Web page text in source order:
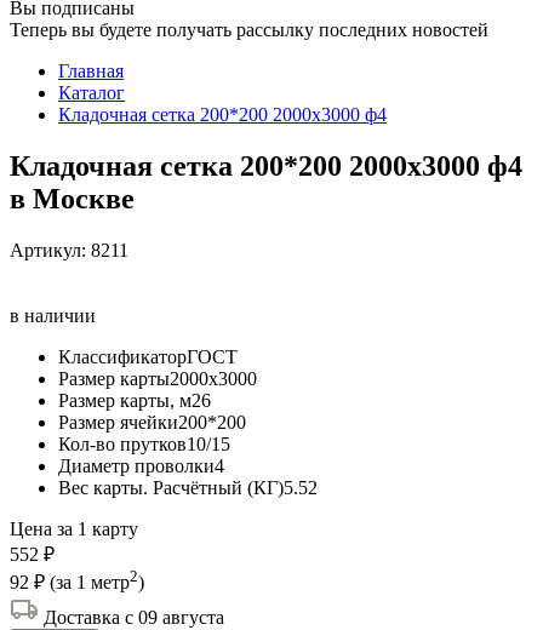
Вы подписаны
Теперь вы будете получать рассылку последних новостей
Главная
Каталог
Кладочная сетка 200*200 2000х3000 ф4
Кладочная сетка 200*200 2000х3000 ф4
в Москве
Артикул: 8211
в наличии
КлассификаторГОСТ
Размер карты2000х3000
Размер карты, м26
Размер ячейки200*200
Кол-во прутков10/15
Диаметр проволки4
Вес карты. Расчётный (КГ)5.52
Цена за 1 карту
552 ₽
92 ₽ (за 1 метр2)
Доставка с 09 августа